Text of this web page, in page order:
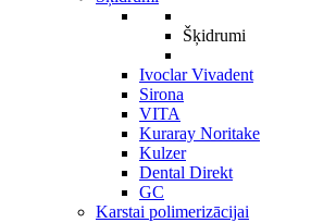
Šķidrumi
Ivoclar Vivadent
Sirona
VITA
Kuraray Noritake
Kulzer
Dental Direkt
GC
Karstai polimerizācijai